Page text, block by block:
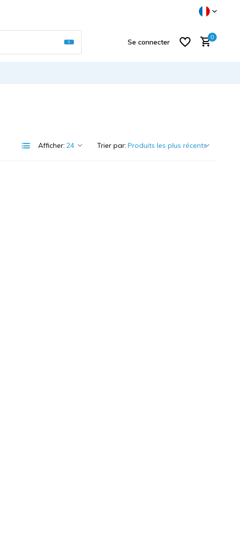
Utilisez les flèches haut et bas pour
Se connecter
0
Afficher: Trier par: